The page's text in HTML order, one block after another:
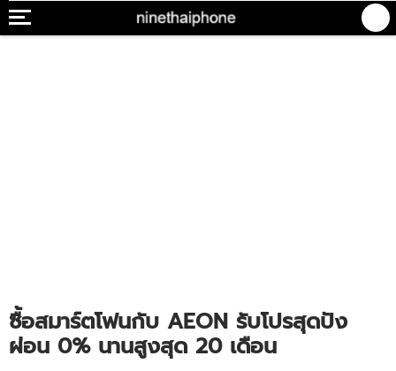
ซื้อสมาร์ตโฟนกับ AEON รับโปรสุดปัง
ผ่อน 0% นานสูงสุด 20 เดือน